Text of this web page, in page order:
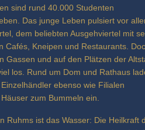
sind rund 40.000 Studenten
Das junge Leben pulsiert vor
dem beliebten Ausgehviertel mit
Cafés, Kneipen und Restaurants.
Gassen und auf den Plätzen der
los. Rund um Dom und Rathaus
ebenso wie Filialen
zum Bummeln ein.
Ruhms ist das Wasser: Die Heilkraft